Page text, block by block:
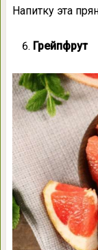
Напитку эта
Грейпфрут